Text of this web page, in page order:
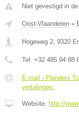
Niet gevestigd in
Oost-Vlaanderen »
Hogeweg 2 9320
Tel: +32 485 94 88
E-mail › Flanders
vertalingen.
Website: http://